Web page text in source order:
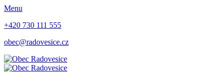
Menu
+420 730 111 555
obec@radovesice.cz